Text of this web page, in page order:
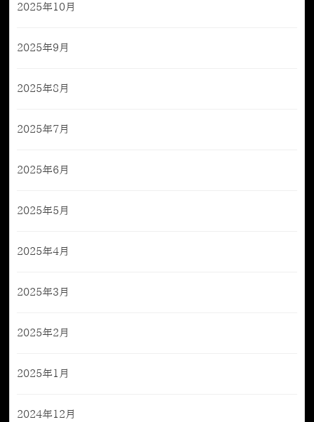
2025年10月
2025年9月
2025年8月
2025年7月
2025年6月
2025年5月
2025年4月
2025年3月
2025年2月
2025年1月
2024年12月